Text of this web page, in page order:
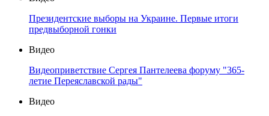
Президентские выборы на Украине. Первые итоги
предвыборной гонки
Видео
Видеоприветствие Сергея Пантелеева форуму "365-
летие Переяславской рады"
Видео